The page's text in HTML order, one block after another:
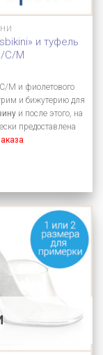
и туфель
C/M
M и фиолетового
и бижутерию для
и после этого, на
предоставлена